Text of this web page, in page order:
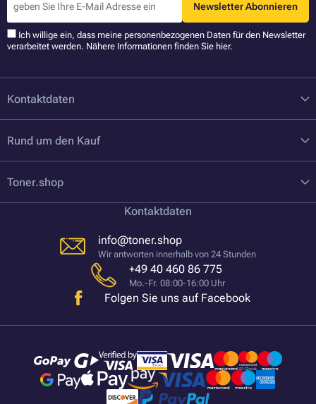
Newsletter Abonnieren
Ich willige ein, dass meine personenbezogenen Daten für den Newsletter
verarbeitet werden. Nähere Informationen finden Sie hier.
Kontaktdaten
Rund um den Kauf
Toner.shop
Kontaktdaten
info@toner.shop
Wir antworten innerhalb von 24 Stunden
+49 40 460 86 775
Mo.-Fr. 08:00-16:00 Uhr
Folgen Sie uns auf Facebook